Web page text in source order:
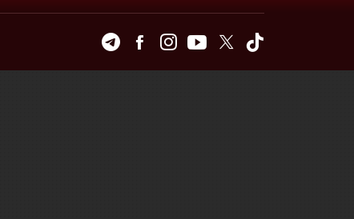
TelegramFacebookInstagramYoutubeTwitter